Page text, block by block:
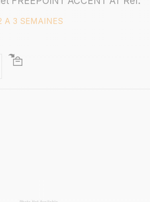
A 3 SEMAINES